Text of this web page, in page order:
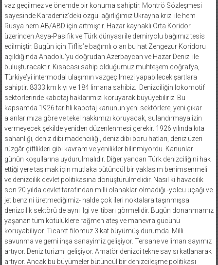
vaz geçilmez ve önemde bir konuma sahiptir. Montrö Sözleşmesi
sayesinde Karadeniz’deki özgül ağırlığımız Ukrayna krizi ile hem
Rusya hem AB/ABD için artmıştır. Hazar kaynaklı Orta Koridor
üzerinden Asya-Pasifik ve Türk dünyası ile demiryolu bağımız tesis
edilmiştir. Bugün için Tiflis’e bağımlı olan bu hat Zengezur Koridoru
açıldığında Anadolu’yu doğrudan Azerbaycan ve Hazar Denizi ile
buluşturacaktır. Kısacası sahip olduğumuz muhteşem coğrafya,
Türkiye’yi intermodal ulaşımın vazgeçilmezi yapabilecek şartlara
sahiptir. 8333 km kıyı ve 184 limana sahibiz. Denizciliğin lokomotif
sektörlerinde kabotaj haklarımızı koruyarak büyüyebiliriz. Bu
kapsamda 1926 tarihli kabotaj kanunun yeni sektörlere, yeni çıkar
alanlarımıza göre ve tekel hakkımızı koruyacak, sulandırmaya izin
vermeyecek şekilde yeniden düzenlenmesi gerekir. 1926 yılında kıta
sahanlığı, deniz dibi madenciliği, deniz dibi boru hatları, deniz üzeri
rüzgâr çiftlikleri gibi kavram ve yenilikler bilinmiyordu. Kanunlar
günün koşullarına uydurulmalıdır. Diğer yandan Türk denizciliğini hak
ettiği yere taşımak için mutlaka bütüncül bir yaklaşım benimsenmeli
ve denizcilik devlet politikasına dönüştürülmelidir. Nasıl ki havacılık
son 20 yılda devlet tarafından milli olanaklar olmadığı -yolcu uçağı ve
jet benzini üretmediğimiz- halde çok ileri noktalara taşınmışsa
denizcilik sektörü de aynı ilgi ve itibarı görmelidir. Bugün donanmamız
yaşanan tüm kötülüklere rağmen ateş ve manevra gücünü
koruyabiliyor. Ticaret filomuz 3 kat büyümüş durumda. Milli
savunma ve gemi inşa sanayimiz gelişiyor. Tersane ve liman sayımız
artıyor. Deniz turizmi gelişiyor. Amatör denizci tekne sayısı katlanarak
artıyor. Ancak bu büyümeler bütüncül bir denizcileşme politikası